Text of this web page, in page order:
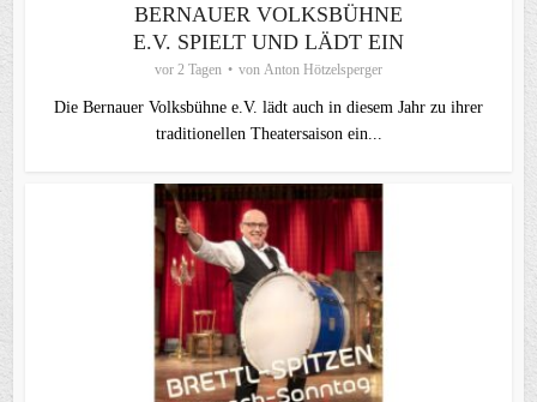
BERNAUER VOLKSBÜHNE
E.V. SPIELT UND LÄDT EIN
vor 2 Tagen von Anton Hötzelsperger
Die Bernauer Volksbühne e.V. lädt auch in diesem Jahr zu ihrer
traditionellen Theater­saison ein...